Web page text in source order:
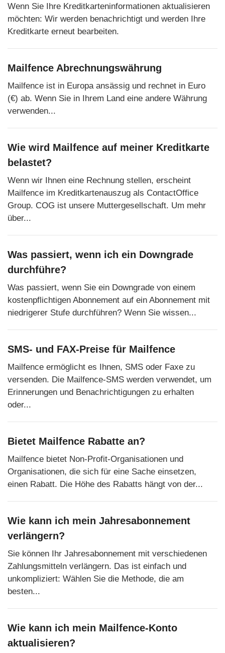
Wenn Sie Ihre Kreditkarteninformationen aktualisieren
möchten: Wir werden benachrichtigt und werden Ihre
Kreditkarte erneut bearbeiten.
Mailfence Abrechnungswährung
Mailfence ist in Europa ansässig und rechnet in Euro
(€) ab. Wenn Sie in Ihrem Land eine andere Währung
verwenden...
Wie wird Mailfence auf meiner Kreditkarte
belastet?
Wenn wir Ihnen eine Rechnung stellen, erscheint
Mailfence im Kreditkartenauszug als ContactOffice
Group. COG ist unsere Muttergesellschaft. Um mehr
über...
Was passiert, wenn ich ein Downgrade
durchführe?
Was passiert, wenn Sie ein Downgrade von einem
kostenpflichtigen Abonnement auf ein Abonnement mit
niedrigerer Stufe durchführen? Wenn Sie wissen...
SMS- und FAX-Preise für Mailfence
Mailfence ermöglicht es Ihnen, SMS oder Faxe zu
versenden. Die Mailfence-SMS werden verwendet, um
Erinnerungen und Benachrichtigungen zu erhalten
oder...
Bietet Mailfence Rabatte an?
Mailfence bietet Non-Profit-Organisationen und
Organisationen, die sich für eine Sache einsetzen,
einen Rabatt. Die Höhe des Rabatts hängt von der...
Wie kann ich mein Jahresabonnement
verlängern?
Sie können Ihr Jahresabonnement mit verschiedenen
Zahlungsmitteln verlängern. Das ist einfach und
unkompliziert: Wählen Sie die Methode, die am
besten...
Wie kann ich mein Mailfence-Konto
aktualisieren?